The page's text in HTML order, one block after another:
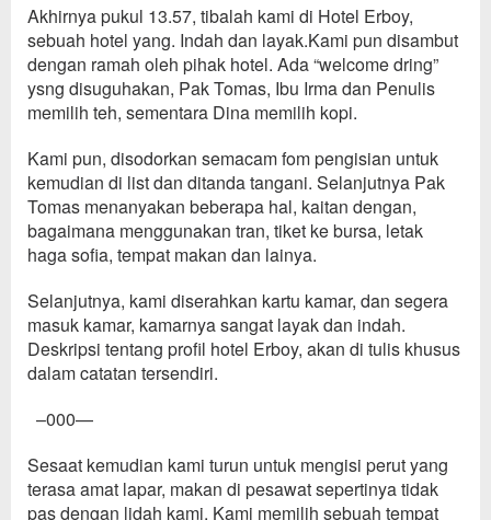
Akhirnyapukul 13.57, tibalah kami di Hotel Erboy,
sebuah hotel yang. Indah dan layak.Kami pun disambut
dengan ramah oleh pihak hotel. Ada“welcome dring”
ysng disuguhakan, Pak Tomas, Ibu Irma dan Penulis
memilih teh, sementara Dina memilih kopi.
Kami pun, disodorkan semacam fom pengisian untuk
kemudian di list dan ditanda tangani. Selanjutnya Pak
Tomas menanyakan beberapa hal, kaitan dengan,
bagaimana menggunakan tran, tiket ke bursa, letak
haga sofia, tempat makan dan lainya.
Selanjutnya, kami diserahkan kartu kamar, dan segera
masuk kamar, kamarnya sangat layak dan indah.
Deskripsi tentang profil hotel Erboy, akan di tulis khusus
dalam catatan tersendiri.
–000—
Sesaat kemudian kami turun untuk mengisi perut yang
terasa amat lapar, makan di pesawat sepertinya tidak
pas dengan lidah kami. Kami memilih sebuah tempat